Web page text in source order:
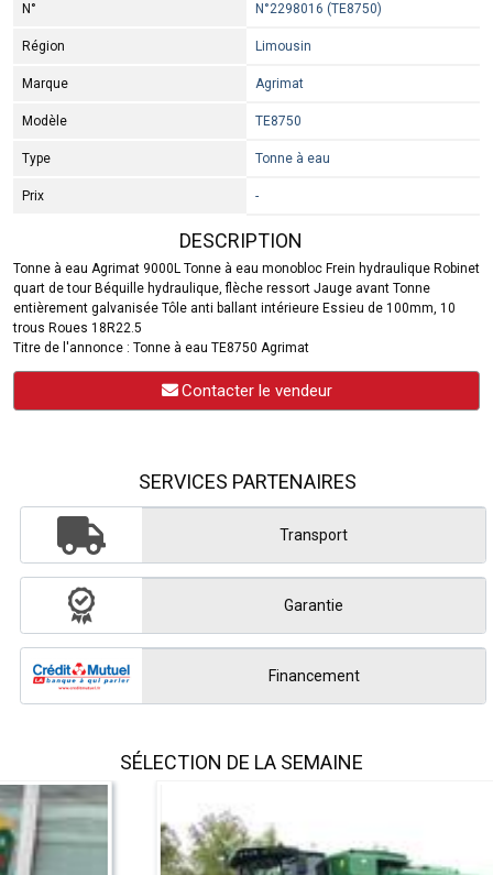
N° N°2298016 (TE8750)
Région Limousin
Marque Agrimat
Modèle TE8750
Type Tonne à eau
Prix -
DESCRIPTION
Tonne à eau Agrimat 9000L Tonne à eau monobloc Frein hydraulique Robinet
quart de tour Béquille hydraulique, flèche ressort Jauge avant Tonne
entièrement galvanisée Tôle anti ballant intérieure Essieu de 100mm, 10
trous Roues 18R22.5
Titre de l'annonce : Tonne à eau TE8750 Agrimat
Contacter le vendeur
SERVICES PARTENAIRES
Transport
Garantie
Financement
SÉLECTION DE LA SEMAINE